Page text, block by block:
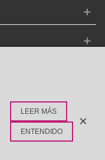
LEER MÁS
ENTENDIDO
×